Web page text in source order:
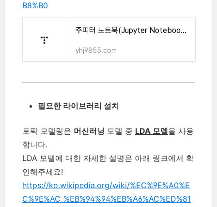
B8%B0
주피터 노트북(Jupyter Notebook) 사용하기
yhj9855.com
필요한 라이브러리 설치
토픽 모델링은 머신러닝 모델 중 LDA 모델을 사용
합니다.
LDA 모델에 대한 자세한 설명은 아래 링크에서 확
인해주세요!
https://ko.wikipedia.org/wiki/%EC%9E%A0%E
C%9E%AC_%EB%94%94%EB%A6%AC%ED%81